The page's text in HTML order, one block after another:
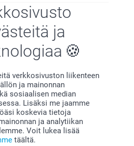
ja
verkkosivuston liikenteen
ja mainonnan
sosiaalisen median
Lisäksi me jaamme
koskevia tietoja
ja analytiikan
Voit lukea lisää
täältä.
ripeästi toimitettuna.
olevan noin puolet mukista.